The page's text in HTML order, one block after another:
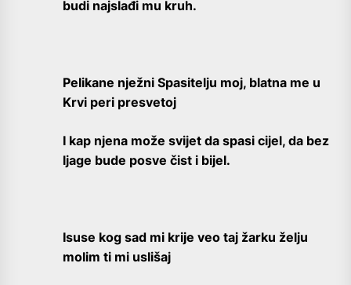
budi najslađi mu kruh.
Pelikane nježni Spasitelju moj, blatna me u
Krvi peri presvetoj
I kap njena može svijet da spasi cijel, da bez
ljage bude posve čist i bijel.
Isuse kog sad mi krije veo taj žarku želju
molim ti mi uslišaj